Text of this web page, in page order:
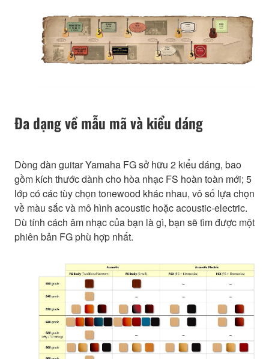
Đa dạng về mẫu mã và kiểu dáng
Dòng đàn guitar Yamaha FG sở hữu 2 kiểu dáng, bao
gồm kích thước dành cho hòa nhạc FS hoàn toàn mới; 5
lớp có các tùy chọn tonewood khác nhau, vô số lựa chọn
về màu sắc và mô hình acoustic hoặc acoustic-electric.
Dù tính cách âm nhạc của bạn là gì, bạn sẽ tìm được một
phiên bản FG phù hợp nhất.